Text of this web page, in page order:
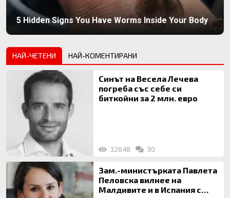
5 Hidden Signs You Have Worms Inside Your Body
НАЙ-ЧЕТЕНИ НАЙ-КОМЕНТИРАНИ
Синът на Весела Лечева
погреба със себе си
биткойни за 2 млн. евро
32648 30
Зам.-министърката Павлета
Пеловска вилнее на
Малдивите и в Испания с